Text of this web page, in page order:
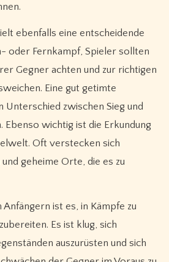
ebenfalls eine entscheidende
oder Fernkampf, Spieler sollten
Gegner achten und zur richtigen
Eine gut getimte
Unterschied zwischen Sieg und
Ebenso wichtig ist die Erkundung
Oft verstecken sich
geheime Orte, die es zu
ist es, in Kämpfe zu
Es ist klug, sich
auszurüsten und sich